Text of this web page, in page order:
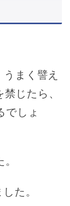
うまく譬え
じたら、
でしょ
た。